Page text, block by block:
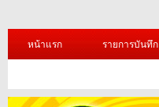
หน้าแรก รายการบันทึก